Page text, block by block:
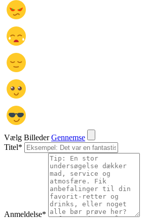
Vælg Billeder Gennemse
Titel*
Anmeldelse*